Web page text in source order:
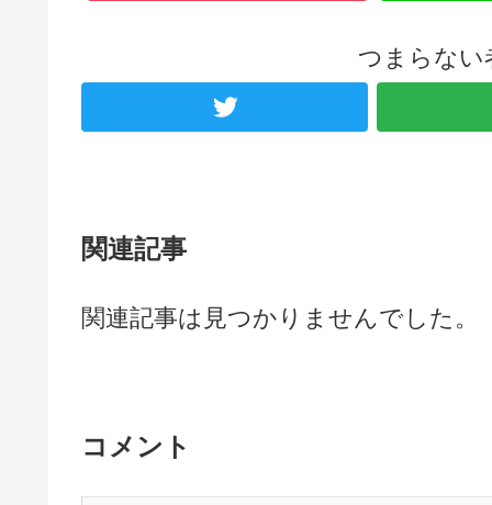
つまらない
関連記事
関連記事は見つかりませんでした。
コメント